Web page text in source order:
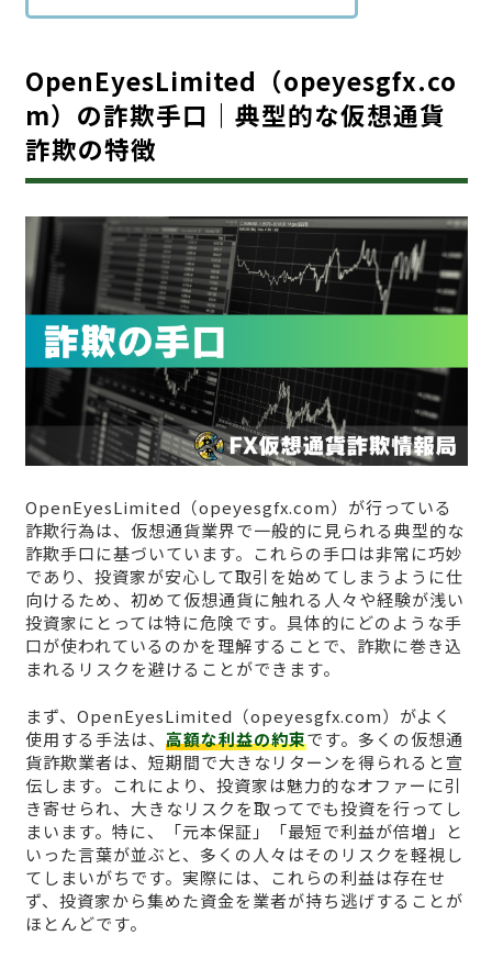
OpenEyesLimited（opeyesgfx.co
m）の詐欺手口｜典型的な仮想通貨
詐欺の特徴
OpenEyesLimited（opeyesgfx.com）が行っている
詐欺行為は、仮想通貨業界で一般的に見られる典型的な
詐欺手口に基づいています。これらの手口は非常に巧妙
であり、投資家が安心して取引を始めてしまうように仕
向けるため、初めて仮想通貨に触れる人々や経験が浅い
投資家にとっては特に危険です。具体的にどのような手
口が使われているのかを理解することで、詐欺に巻き込
まれるリスクを避けることができます。
まず、OpenEyesLimited（opeyesgfx.com）がよく
使用する手法は、 高額な利益の約束です。多くの仮想通
貨詐欺業者は、短期間で大きなリターンを得られると宣
伝します。これにより、投資家は魅力的なオファーに引
き寄せられ、大きなリスクを取ってでも投資を行ってし
まいます。特に、「元本保証」「最短で利益が倍増」と
いった言葉が並ぶと、多くの人々はそのリスクを軽視し
てしまいがちです。実際には、これらの利益は存在せ
ず、投資家から集めた資金を業者が持ち逃げすることが
ほとんどです。